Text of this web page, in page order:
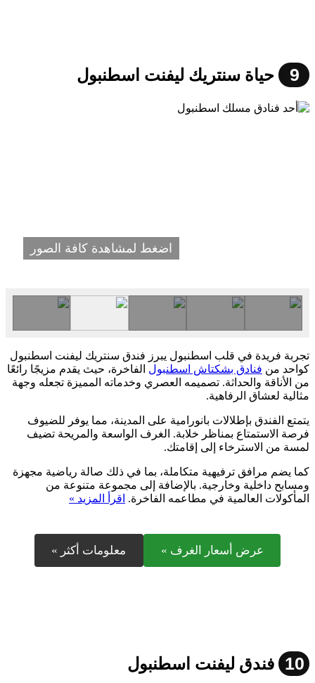
9 حياة سنتريك ليفنت اسطنبول
اضغط لمشاهدة كافة الصور
تجربة فريدة في قلب اسطنبول يبرز فندق سنتريك ليفنت اسطنبول
كواحد من فنادق بشكتاش اسطنبول الفاخرة، حيث يقدم مزيجًا رائعًا
من الأناقة والحداثة. تصميمه العصري وخدماته المميزة تجعله وجهة
مثالية لعشاق الرفاهية.
يتمتع الفندق بإطلالات بانورامية على المدينة، مما يوفر للضيوف
فرصة الاستمتاع بمناظر خلابة. الغرف الواسعة والمريحة تضيف
لمسة من الاسترخاء إلى إقامتك.
كما يضم مرافق ترفيهية متكاملة، بما في ذلك صالة رياضية مجهزة
ومسابح داخلية وخارجية. بالإضافة إلى مجموعة متنوعة من
المأكولات العالمية في مطاعمه الفاخرة. اقرأ المزيد »
عرض أسعار الغرف » معلومات أكثر »
10 فندق ليفنت اسطنبول